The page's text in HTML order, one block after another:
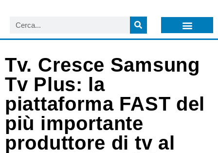
Tv. Cresce Samsung
Tv Plus: la
piattaforma FAST del
più importante
produttore di tv al